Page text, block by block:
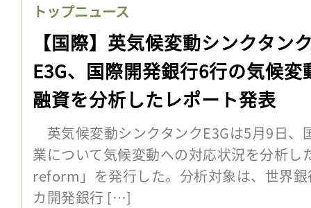
トップニュース
【国際】英気候変動シンクタン
E3G、国際開発銀行6行の気候変
融資を分析したレポート発表
英気候変動シンクタンクE3Gは5月9日、
業について気候変動への対応状況を分析
reform」を発行した。分析対象は、世界
カ開発銀行 […]